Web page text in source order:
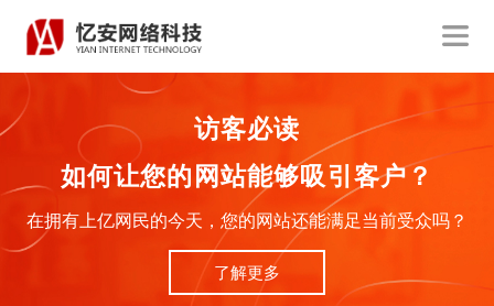
访客必读
如何让您的网站能够吸引客户？
在拥有上亿网民的今天，您的网站还能满足当前受众吗？
了解更多